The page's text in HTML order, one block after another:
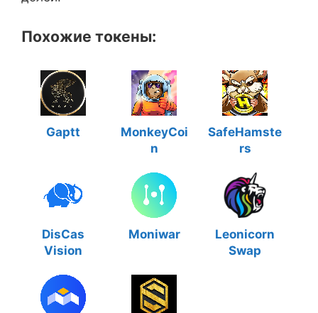
Похожие токены:
Gaptt
MonkeyCoi
n
SafeHamste
rs
DisCas
Vision
Moniwar
Leonicorn
Swap